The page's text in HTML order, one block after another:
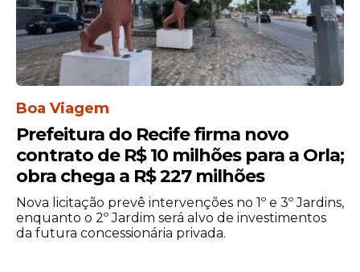
Boa Viagem
Prefeitura do Recife firma novo
contrato de R$ 10 milhões para a Orla;
obra chega a R$ 227 milhões
Nova licitação prevê intervenções no 1º e 3º Jardins,
enquanto o 2º Jardim será alvo de investimentos
da futura concessionária privada.